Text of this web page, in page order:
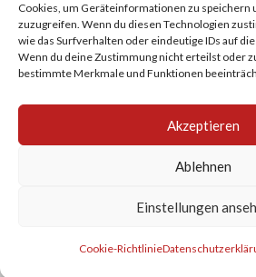
Cookies, um Geräteinformationen zu speichern
zuzugreifen. Wenn du diesen Technologien
wie das Surfverhalten oder eindeutige IDs auf
Wenn du deine Zustimmung nicht erteilst oder
bestimmte Merkmale und Funktionen
Akzeptieren
Ablehnen
Einstellungen
Cookie-Richtlinie
SOCIAL MEDIA